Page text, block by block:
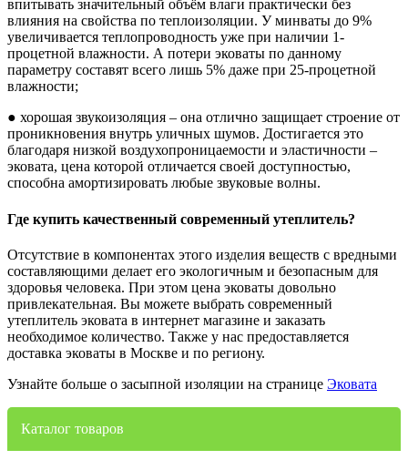
впитывать значительный объём влаги практически без
влияния на свойства по теплоизоляции. У минваты до 9%
увеличивается теплопроводность уже при наличии 1-
процетной влажности. А потери эковаты по данному
параметру составят всего лишь 5% даже при 25-процетной
влажности;
● хорошая звукоизоляция – она отлично защищает строение от
проникновения внутрь уличных шумов. Достигается это
благодаря низкой воздухопроницаемости и эластичности –
эковата, цена которой отличается своей доступностью,
способна амортизировать любые звуковые волны.
Где купить качественный современный утеплитель?
Отсутствие в компонентах этого изделия веществ с вредными
составляющими делает его экологичным и безопасным для
здоровья человека. При этом цена эковаты довольно
привлекательная. Вы можете выбрать современный
утеплитель эковата в интернет магазине и заказать
необходимое количество. Также у нас предоставляется
доставка эковаты в Москве и по региону.
Узнайте больше о засыпной изоляции на странице Эковата
Каталог товаров